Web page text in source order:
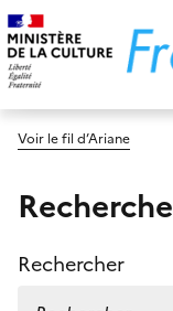
Voir le fil d’Ariane
Recherche
Rechercher